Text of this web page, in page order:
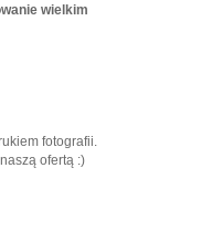
wielkim
fotografii.
ofertą :)